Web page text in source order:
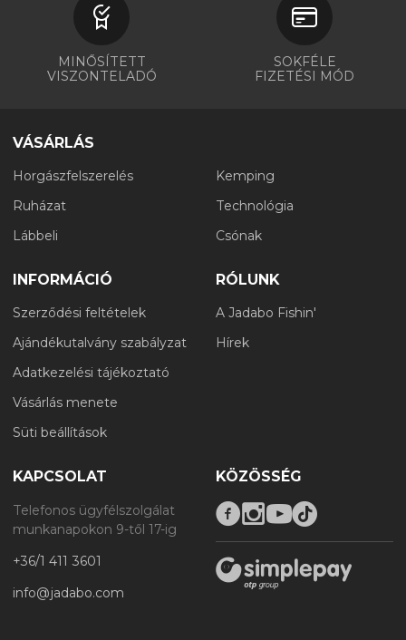
MINŐSÍTETT
VISZONTELADÓ
SOKFÉLE
FIZETÉSI MÓD
VÁSÁRLÁS
Horgászfelszerelés
Ruházat
Lábbeli
Kemping
Technológia
Csónak
INFORMÁCIÓ
Szerződési feltételek
Ajándékutalvány szabályzat
Adatkezelési tájékoztató
Vásárlás menete
Süti beállítások
RÓLUNK
A Jadabo Fishin'
Hírek
KAPCSOLAT
Telefonos ügyfélszolgálat
munkanapokon 9-től 17-ig
+36/1 411 3601
info@jadabo.com
KÖZÖSSÉG